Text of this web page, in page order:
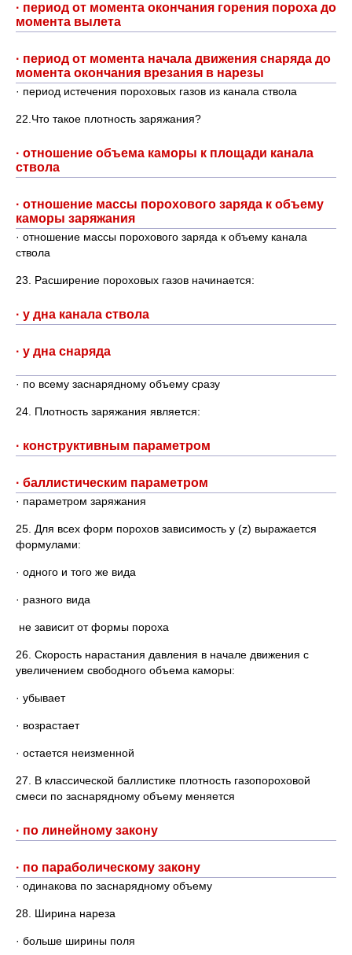
· период от момента окончания горения пороха до
момента вылета
· период от момента начала движения снаряда до
момента окончания врезания в нарезы
· период истечения пороховых газов из канала ствола
22.Что такое плотность заряжания?
· отношение объема каморы к площади канала
ствола
· отношение массы порохового заряда к объему
каморы заряжания
· отношение массы порохового заряда к объему канала
ствола
23. Расширение пороховых газов начинается:
· у дна канала ствола
· у дна снаряда
· по всему заснарядному объему сразу
24. Плотность заряжания является:
· конструктивным параметром
· баллистическим параметром
· параметром заряжания
25. Для всех форм порохов зависимость y (z) выражается
формулами:
· одного и того же вида
· разного вида
не зависит от формы пороха
26. Скорость нарастания давления в начале движения с
увеличением свободного объема каморы:
· убывает
· возрастает
· остается неизменной
27. В классической баллистике плотность газопороховой
смеси по заснарядному объему меняется
· по линейному закону
· по параболическому закону
· одинакова по заснарядному объему
28. Ширина нареза
· больше ширины поля